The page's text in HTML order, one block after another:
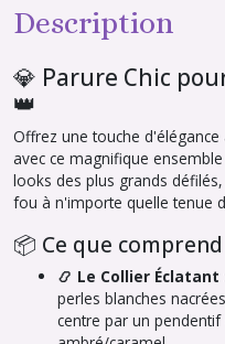
Description
💎 Parure Chic
👑
Offrez une touche
avec ce magnifique
looks des plus grands
fou à n'importe quelle tenue
📦 Ce que
📿 Le Collier Éclatant
perles blanches
centre par un